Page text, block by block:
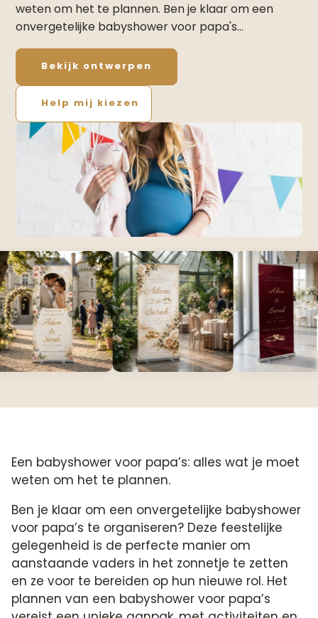
weten om het te plannen.​ Ben je klaar om een
onvergetelijke babyshower voor papa's…
Bekijk ontwerpen
Help mij kiezen
Een babyshower voor papa’s: alles wat je moet
weten om het te plannen.​
Ben je klaar om een onvergetelijke babyshower
voor papa’s te organiseren? Deze feestelijke
gelegenheid is de perfecte manier om
aanstaande vaders in het zonnetje te zetten
en ze voor te bereiden op hun nieuwe rol.​ Het
plannen van een babyshower voor papa’s